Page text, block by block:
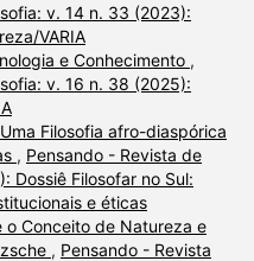
v. 14 n. 33 (2023):
VARIA
e Conhecimento ,
v. 16 n. 38 (2025):
Uma Filosofia afro-diaspórica
, Pensando - Revista de
Dossiê Filosofar no Sul:
e éticas
o Conceito de Natureza e
, Pensando - Revista